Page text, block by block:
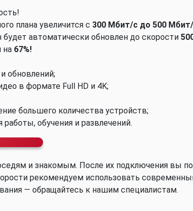
плана увеличится с 300 Мбит/с до 500
автоматически обновлен до скорости
на 67%!
обновлений;
в формате Full HD и 4K;
большего количества устройств;
обучения и развлечений.
и знакомым. После их подключения вы
рекомендуем использовать
— обращайтесь к нашим специалистам.